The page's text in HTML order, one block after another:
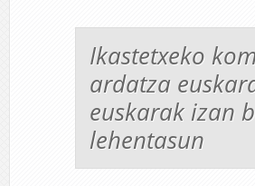
Ikastetxeko
ardatza
euskarak izan
lehentasun